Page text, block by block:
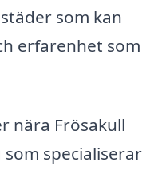
som kan
erfarenhet som
nära Frösakull
specialiserar